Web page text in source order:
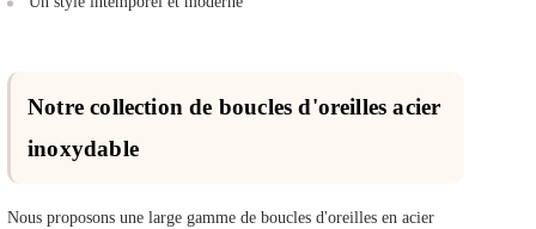
Notre collection de boucles d'oreilles acier
inoxydable
Nous proposons une large gamme de boucles d'oreilles en acier